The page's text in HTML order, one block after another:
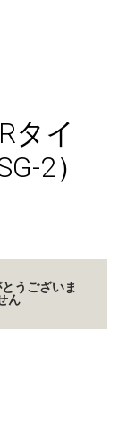
タイ
2）
うございま
ん